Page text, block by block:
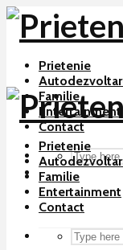
Prietenie
Familie
Entertainment
Contact
Prietenie
Familie
Entertainment
Contact